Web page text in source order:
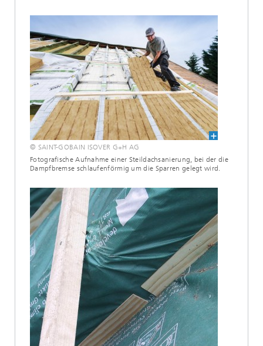
© SAINT-GOBAIN ISOVER G+H AG
Fotografische Aufnahme einer Steildachsanierung, bei der die
Dampfbremse schlaufenförmig um die Sparren gelegt wird.